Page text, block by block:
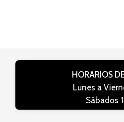
HORARIOS
Lunes a
Sábados